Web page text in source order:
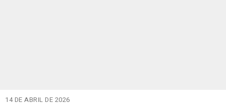
14 DE ABRIL DE 2026